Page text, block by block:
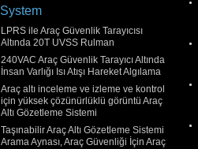
System
LPRS ile Araç Güvenlik Tarayıcısı
Altında 20T UVSS Rulman
240VAC Araç Güvenlik Tarayıcı Altında
İnsan Varlığı Isı Atışı Hareket Algılama
Araç altı inceleme ve izleme ve kontrol
için yüksek çözünürlüklü görüntü Araç
Altı Gözetleme Sistemi
Taşınabilir Araç Altı Gözetleme Sistemi
Arama Aynası, Araç Güvenliği İçin Araç